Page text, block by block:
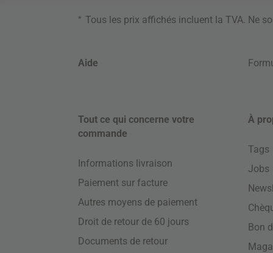
* Tous les prix affichés incluent la TVA. Ne
Aide
Tout ce qui concerne votre
commande
Informations livraison
Paiement sur facture
Autres moyens de paiement
Droit de retour de 60 jours
Documents de retour
À
Tags
Jobs
Bon